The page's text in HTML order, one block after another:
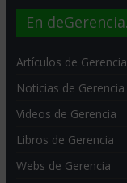
En
Artículos de Gerencia
Noticias de Gerencia
Videos de Gerencia
Libros de Gerencia
Webs de Gerencia